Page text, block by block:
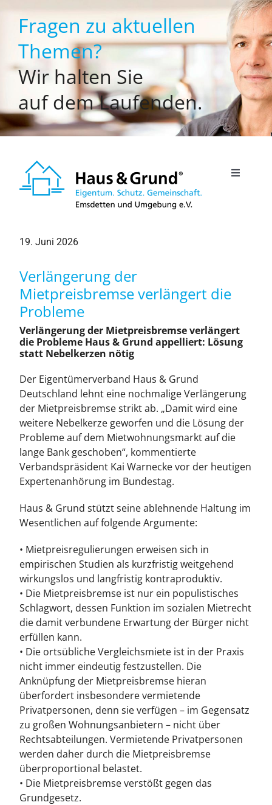
Inhalt
springenFragen zu aktuellen
Themen?
Wir halten Sie
auf dem Laufenden.
Toggle
Leistungen
Über
Mitglied werden
News
Kontakt
19. Juni 2026
Verlängerung der
Mietpreisbremse verlängert die
Probleme
Verlängerung der Mietpreisbremse verlängert
die Probleme Haus & Grund appelliert: Lösung
statt Nebelkerzen nötig
Der Eigentümerverband Haus & Grund
Deutschland lehnt eine nochmalige Verlängerung
der Mietpreisbremse strikt ab. „Damit wird eine
weitere Nebelkerze geworfen und die Lösung der
Probleme auf dem Mietwohnungsmarkt auf die
lange Bank geschoben“, kommentierte
Verbandspräsident Kai Warnecke vor der heutigen
Expertenanhörung im Bundestag.
Haus & Grund stützt seine ablehnende Haltung im
Wesentlichen auf folgende Argumente:
• Mietpreisregulierungen erweisen sich in
empirischen Studien als kurzfristig weitgehend
wirkungslos und langfristig kontraproduktiv.
• Die Mietpreisbremse ist nur ein populistisches
Schlagwort, dessen Funktion im sozialen Mietrecht
die damit verbundene Erwartung der Bürger nicht
erfüllen kann.
• Die ortsübliche Vergleichsmiete ist in der Praxis
nicht immer eindeutig festzustellen. Die
Anknüpfung der Mietpreisbremse hieran
überfordert insbesondere vermietende
Privatpersonen, denn sie verfügen – im Gegensatz
zu großen Wohnungsanbietern – nicht über
Rechtsabteilungen. Vermietende Privatpersonen
werden daher durch die Mietpreisbremse
überproportional belastet.
• Die Mietpreisbremse verstößt gegen das
Grundgesetz.